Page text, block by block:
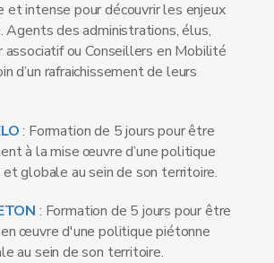
et intense pour découvrir les enjeux
Agents des administrations, élus,
associatif ou Conseillers en Mobilité
d’un rafraichissement de leurs
: Formation de 5 jours pour être
à la mise œuvre d’une politique
globale au sein de son territoire.
: Formation de 5 jours pour être
œuvre d'une politique piétonne
au sein de son territoire.